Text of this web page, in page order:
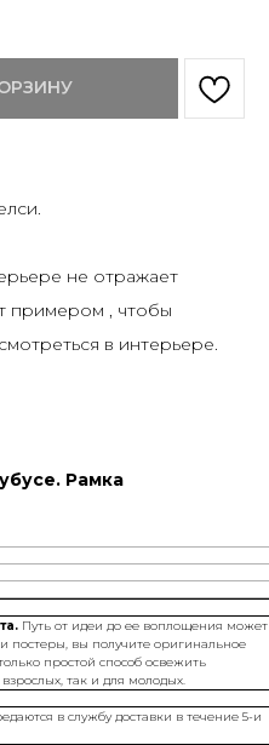
не отражает
примером , чтобы
в интерьере.
Рамка
Путь от идеи до ее воплощения может
постеры, вы получите оригинальное
простой способ освежить
так и для молодых.
в службу доставки в течение 5-и